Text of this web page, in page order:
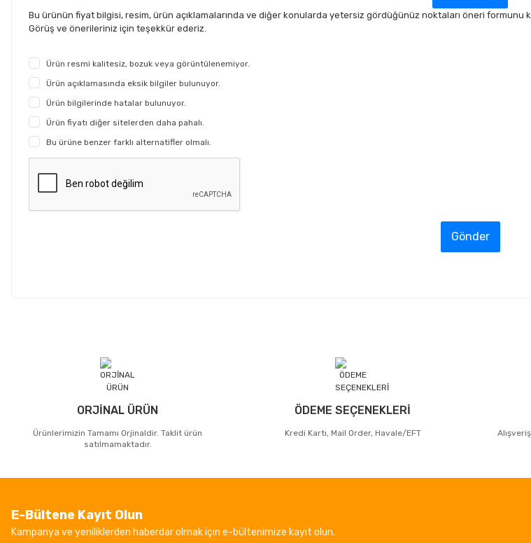
Bu ürünün fiyat bilgisi, resim, ürün açıklamalarında ve diğer konularda yetersiz gördüğünüz noktaları öneri formunu
Görüş ve önerileriniz için teşekkür ederiz.
Ürün resmi kalitesiz, bozuk veya görüntülenemiyor.
Ürün açıklamasında eksik bilgiler bulunuyor.
Ürün bilgilerinde hatalar bulunuyor.
Ürün fiyatı diğer sitelerden daha pahalı.
Bu ürüne benzer farklı alternatifler olmalı.
Gönder
ORJİNAL ÜRÜN
Ürünlerimizin Tamamı Orjinaldir. Taklit ürün
satılmamaktadır.
ÖDEME SEÇENEKLERİ
Kredi Kartı, Mail Order, Havale/EFT
E-Bültene Kayıt Olun
Kampanya ve yeniliklerden haberdar olmak için e-bültenimize kayıt olun.